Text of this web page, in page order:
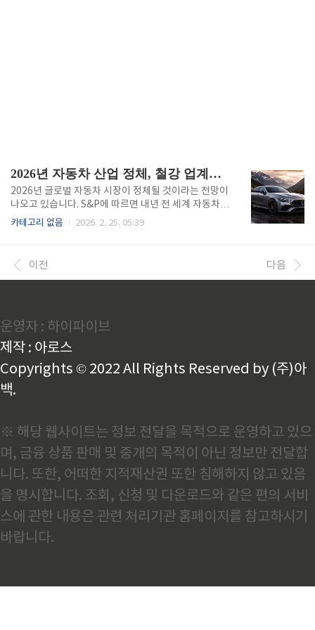
2026년 자동차 산업 정체, 철강 업계의 대응 방안
2026년 글로벌 자동차 시장이 정체될 것이라는 전망이
나오고 있습니다. S&P에 따르면 내년 전 세계 자동차
판매량은 올해와 비슷한 9,200만 대 수준에 머물 것으
전망합니다. 저는 철강업계에서 자동차용 강재 생산과
제어를 담당했던 경험이 있어서, 이런 전망이 우리 업계
용되므로 자동차 생산량은 곧 철강 수요와 직결됩니다. ​
2026년 글로벌 자동차 시장, 왜 정체될까내년 자동차
시장이 제자리걸음을 할 것으..
카테고리 없음 2026. 2. 25. 05:39
이전 다음
운영자 : 하이파이브
제작 : 아로스
Copyrights © 2022 All Rights Reserved by (주)아
백.
※ 해당 웹사이트는 정보 전달을 목적으로 운영하고 있으
며, 금융 상품 판매 및 중개의 목적이 아닌 정보만 전달합
니다. 또한, 어떠한 지적재산권 또한 침해하지 않고 있음
을 명시합니다. 조회, 신청 및 다운로드와 같은 편의 서비
스에 관한 내용은 관련 처리기관 홈페이지를 참고하시기
바랍니다.